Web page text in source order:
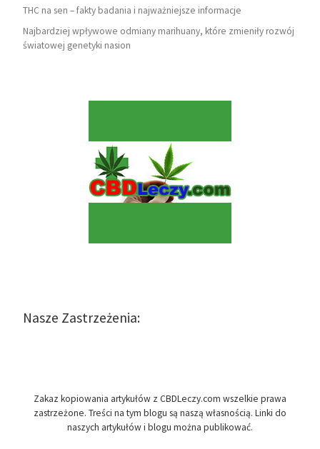
THC na sen – fakty badania i najważniejsze informacje
Najbardziej wpływowe odmiany marihuany, które zmieniły rozwój
światowej genetyki nasion
Nasze Zastrzeżenia:
Zakaz kopiowania artykułów z CBDLeczy.com wszelkie prawa
zastrzeżone. Treści na tym blogu są naszą własnością. Linki do
naszych artykułów i blogu można publikować.